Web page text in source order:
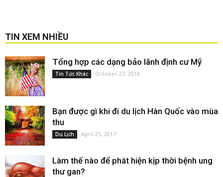
TIN XEM NHIỀU
Tổng hợp các dạng bảo lãnh định cư Mỹ
Tin Tức Khác October 27, 2016
Bạn được gì khi đi du lịch Hàn Quốc vào mùa
thu
Du Lịch April 25, 2017
Làm thế nào để phát hiện kịp thời bệnh ung
thư gan?